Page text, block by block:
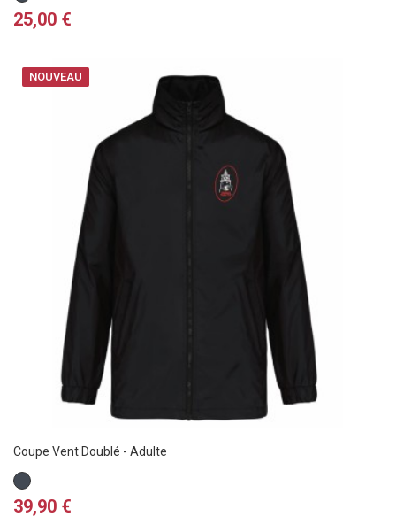
Prix
25,00 €
NOUVEAU
Coupe Vent Doublé - Adulte
Noir
Prix
39,90 €